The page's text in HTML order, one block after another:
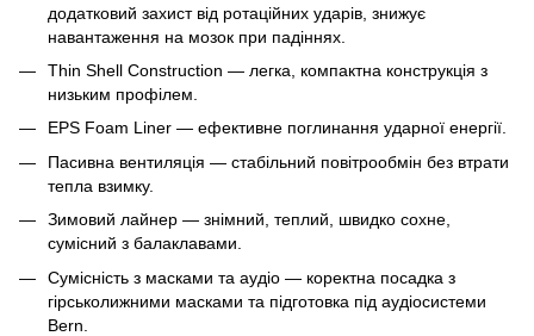
додатковий захист від ротаційних ударів, знижує
навантаження на мозок при падіннях.
Thin Shell Construction — легка, компактна конструкція з
низьким профілем.
EPS Foam Liner — ефективне поглинання ударної енергії.
Пасивна вентиляція — стабільний повітрообмін без втрати
тепла взимку.
Зимовий лайнер — знімний, теплий, швидко сохне,
сумісний з балаклавами.
Сумісність з масками та аудіо — коректна посадка з
гірськолижними масками та підготовка під аудіосистеми
Bern.